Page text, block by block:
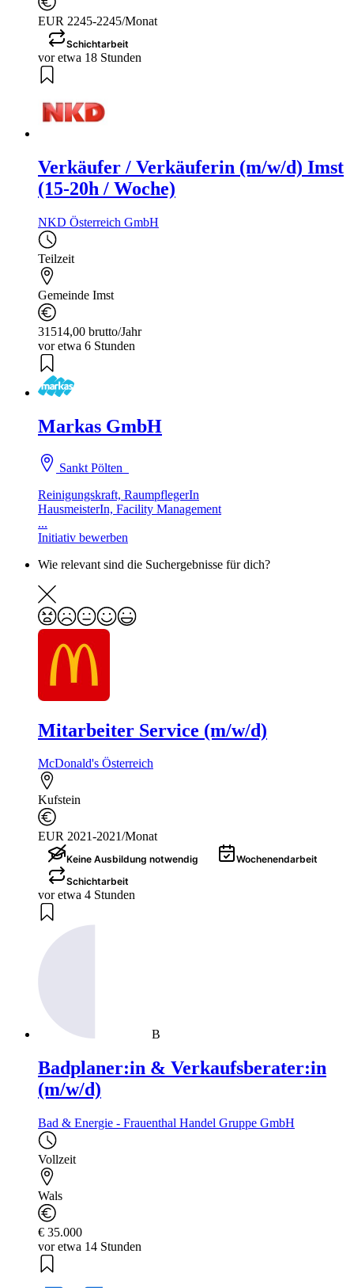
EUR 2245-2245/Monat
Schichtarbeit
vor etwa 18 Stunden
Verkäufer / Verkäuferin (m/w/d) Imst
(15-20h / Woche)
NKD Österreich GmbH
Teilzeit
Gemeinde Imst
31514,00 brutto/Jahr
vor etwa 6 Stunden
Markas GmbH
Sankt Pölten
Reinigungskraft, RaumpflegerIn
HausmeisterIn, Facility Management
...
Initiativ bewerben
Wie relevant sind die Suchergebnisse für dich?
Mitarbeiter Service (m/w/d)
McDonald's Österreich
Kufstein
EUR 2021-2021/Monat
Keine Ausbildung notwendig
Wochenendarbeit
Schichtarbeit
vor etwa 4 Stunden
B
Badplaner:in & Verkaufsberater:in
(m/w/d)
Bad & Energie - Frauenthal Handel Gruppe GmbH
Vollzeit
Wals
€ 35.000
vor etwa 14 Stunden